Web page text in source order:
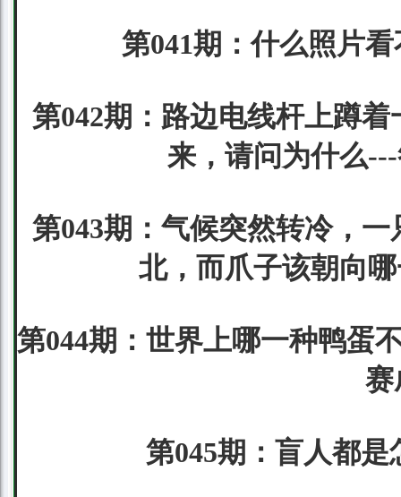
第041期：什么照片
第042期：路边电线杆上蹲
来，请问为什么
第043期：气候突然转冷，
北，而爪子该朝向
第044期：世界上哪一种鸭蛋
赛
第045期：盲人都